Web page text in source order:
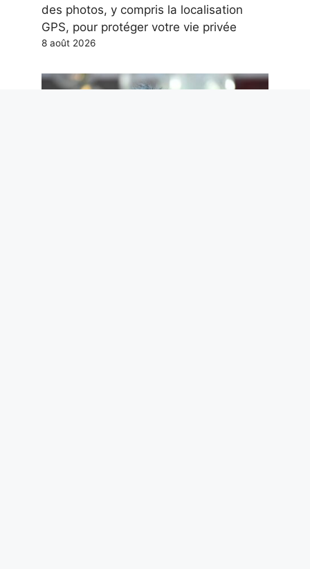
des photos, y compris la localisation
GPS, pour protéger votre vie privée
8 août 2026